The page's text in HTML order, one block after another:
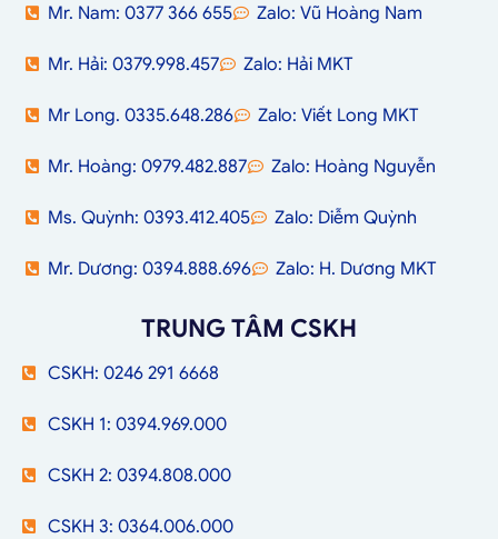
Mr. Nam: 0377 366 655 Zalo: Vũ Hoàng Nam
Mr. Hải: 0379.998.457 Zalo: Hải MKT
Mr Long. 0335.648.286 Zalo: Viết Long MKT
Mr. Hoàng: 0979.482.887 Zalo: Hoàng Nguyễn
Ms. Quỳnh: 0393.412.405 Zalo: Diễm Quỳnh
Mr. Dương: 0394.888.696 Zalo: H. Dương MKT
TRUNG TÂM CSKH
CSKH: 0246 291 6668
CSKH 1: 0394.969.000
CSKH 2: 0394.808.000
CSKH 3: 0364.006.000